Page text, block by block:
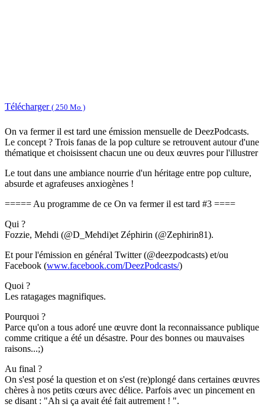
Télécharger ( 250 Mo )
On va fermer il est tard une émission mensuelle de DeezPodcasts.
Le concept ? Trois fanas de la pop culture se retrouvent autour d'une
thématique et choisissent chacun une ou deux œuvres pour l'illustrer
Le tout dans une ambiance nourrie d'un héritage entre pop culture,
absurde et agrafeuses anxiogènes !
===== Au programme de ce On va fermer il est tard #3 ====
Qui ?
Fozzie, Mehdi (@D_Mehdi)et Zéphirin (@Zephirin81).
Et pour l'émission en général Twitter (@deezpodcasts) et/ou
Facebook (www.facebook.com/DeezPodcasts/)
Quoi ?
Les ratagages magnifiques.
Pourquoi ?
Parce qu'on a tous adoré une œuvre dont la reconnaissance publique
comme critique a été un désastre. Pour des bonnes ou mauvaises
raisons...;)
Au final ?
On s'est posé la question et on s'est (re)plongé dans certaines œuvres
chères à nos petits cœurs avec délice. Parfois avec un pincement en
se disant : "Ah si ça avait été fait autrement ! ".